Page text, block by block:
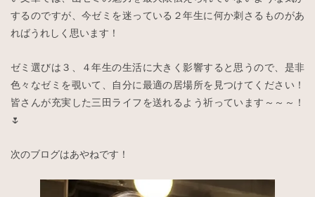
するのですが、今ゼミを迷っている２年生に何か刺さるものがあ
ればうれしく思います！
ゼミ選びは３、４年生の生活に大きく影響すると思うので、是非
色々なゼミを覗いて、自分に最適の居場所を見つけてください！
皆さんが充実した三田ライフを送れるよう祈っています～～～！
🌷
次のブログはあやねです！